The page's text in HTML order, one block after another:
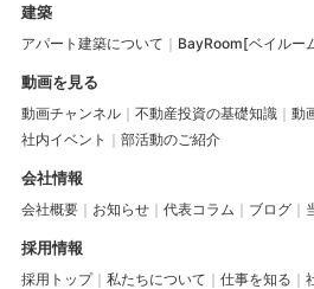
建築
アパート建築について BayRoom[ベイルー
動画を見る
動画チャンネル 不動産投資の基礎知識
動
社内イベント
部活動のご紹介
会社情報
会社概要 お知らせ 代表コラム ブログ
採用情報
採用トップ 私たちについて 仕事を知る